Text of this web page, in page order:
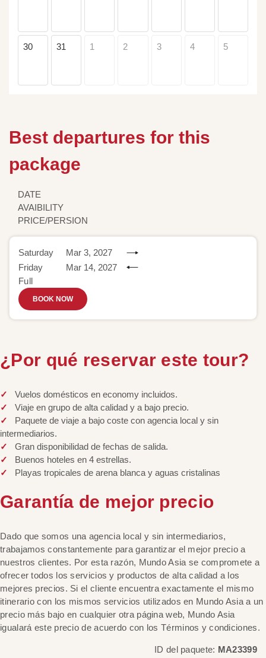
30 31 1 2 3 4 5
Best departures for this
package
DATE
AVAIBILITY
PRICE/PERSION
Saturday
Mar 3, 2027
Friday
Mar 14, 2027
Full
BOOK NOW
¿Por qué reservar este tour?
Vuelos domésticos en economy incluidos.
Viaje en grupo de alta calidad y a bajo precio.
Paquete de viaje a bajo coste con agencia local y sin
intermediarios.
Gran disponibilidad de fechas de salida.
Buenos hoteles en 4 estrellas.
Playas tropicales de arena blanca y aguas cristalinas
Garantía de mejor precio
Dado que somos una agencia local y sin intermediarios,
trabajamos constantemente para garantizar el mejor precio a
nuestros clientes. Por esta razón, Mundo Asia se compromete a
ofrecer todos los servicios y productos de alta calidad a los
mejores precios. Si el cliente encuentra exactamente el mismo
itinerario con los mismos servicios utilizados en Mundo Asia a un
precio más bajo en cualquier otra página web, Mundo Asia
igualará este precio de acuerdo con los Términos y condiciones.
ID del paquete: MA23399